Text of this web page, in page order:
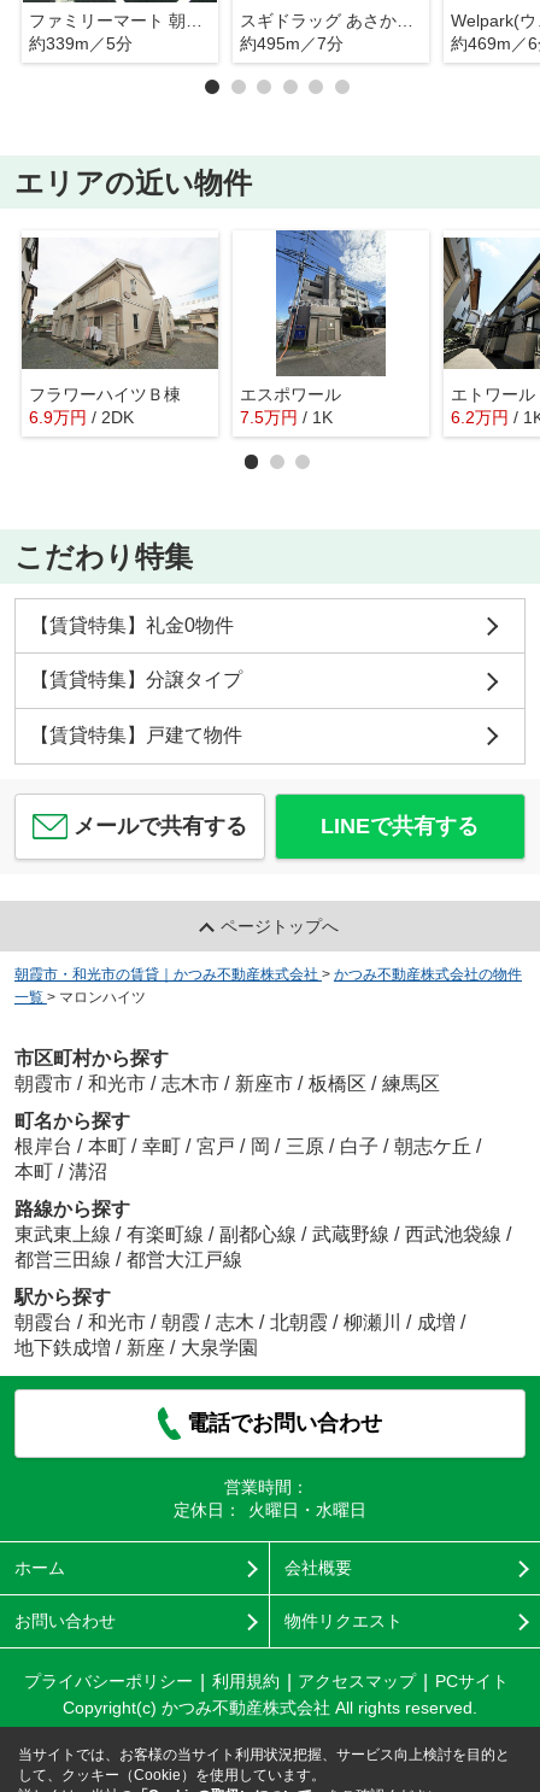
約339m／5分
スギドラッグ あさか栄店
約495m／7分
約469m／
エリアの近い物件
フラワーハイツＢ棟
6.9万円 / 2DK
エスポワール
7.5万円 / 1K
エトワール
6.2万円 /
こだわり特集
【賃貸特集】礼金0物件
【賃貸特集】分譲タイプ
【賃貸特集】戸建て物件
メールで共有する LINEで共有する
ページトップへ
朝霞市・和光市の賃貸｜かつみ不動産株式会社 > かつみ不動産株式会社の物件
一覧 > マロンハイツ
市区町村から探す
朝霞市 / 和光市 / 志木市 / 新座市 / 板橋区 / 練馬区
町名から探す
根岸台 / 本町 / 幸町 / 宮戸 / 岡 / 三原 / 白子 / 朝志ケ丘 /
本町 / 溝沼
路線から探す
東武東上線 / 有楽町線 / 副都心線 / 武蔵野線 / 西武池袋線 /
都営三田線 / 都営大江戸線
駅から探す
朝霞台 / 和光市 / 朝霞 / 志木 / 北朝霞 / 柳瀬川 / 成増 /
地下鉄成増 / 新座 / 大泉学園
電話でお問い合わせ
営業時間：
定休日：
火曜日・水曜日
ホーム 会社概要
お問い合わせ 物件リクエスト
プライバシーポリシー 利用規約 アクセスマップ
PCサイト
Copyright(c) かつみ不動産株式会社 All rights reserved.
当サイトでは、お客様の当サイト利用状況把握、サービス向上検討を目的と
して、クッキー（Cookie）を使用しています。